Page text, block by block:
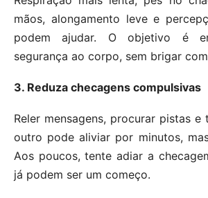
mãos, alongamento leve e
podem ajudar. O objetivo é
segurança ao corpo, sem brigar
3. Reduza checagens compulsivas
Reler mensagens, procurar pistas
outro pode aliviar por minutos,
Aos poucos, tente adiar a
já podem ser um começo.